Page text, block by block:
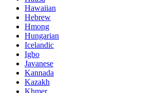
Hawaiian
Hebrew
Hmong
Hungarian
Icelandic
Igbo
Javanese
Kannada
Kazakh
Khmer